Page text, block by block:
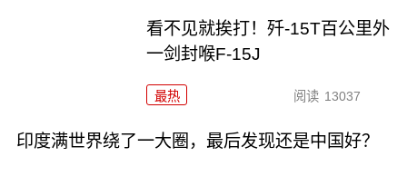
看不见就挨打！歼-15T百公里外
一剑封喉F-15J
最热 阅读 13037
印度满世界绕了一大圈，最后发现还是中国好？